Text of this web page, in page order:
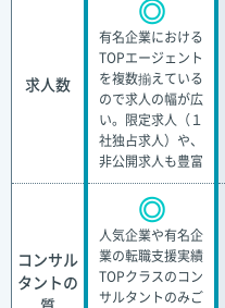
求人数
◎
有名企業における
TOPエージェント
を複数揃えている
ので求人の幅が広
い。限定求人（１
社独占求人）や、
非公開求人も豊富
コンサル
タントの
◎
人気企業や有名企
業の転職支援実績
TOPクラスのコン
サルタントのみご